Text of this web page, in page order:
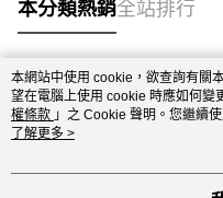
本分類熱銷全站排行
熱門標籤
本網站中使用 cookie，欲查詢有關
望在電腦上使用 cookie 時應如何變
權條款 」之 Cookie 聲明。您繼續
用條款之 Cookie 聲明使用 cookie。
了解更多 >